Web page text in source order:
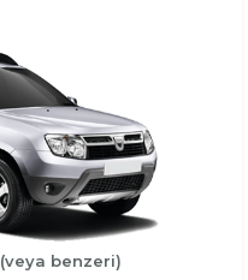
(veya benzeri)